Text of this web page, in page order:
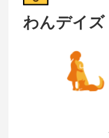
わんデイ